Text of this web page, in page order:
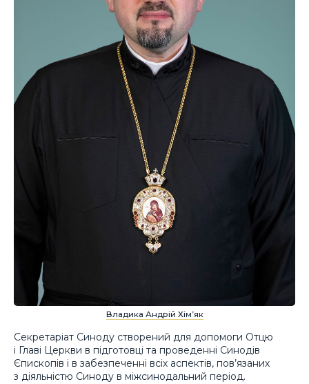
Владика Андрій Хім’як
Секретаріат Синоду створений для допомоги Отцю
і Главі Церкви в підготовці та проведенні Синодів
Єпископів і в забезпеченні всіх аспектів, пов’язаних
з діяльністю Синоду в міжсинодальний період.